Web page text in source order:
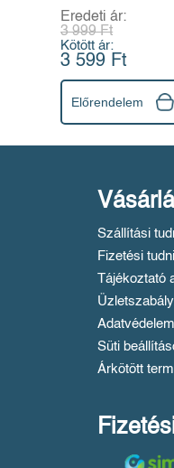
Eredeti ár:
3 999 Ft
Kötött ár:
3 599 Ft
Előrendelem
Szállítási
Fizetési
Tájékoztató
Adatvédelem
Süti
Árkötött